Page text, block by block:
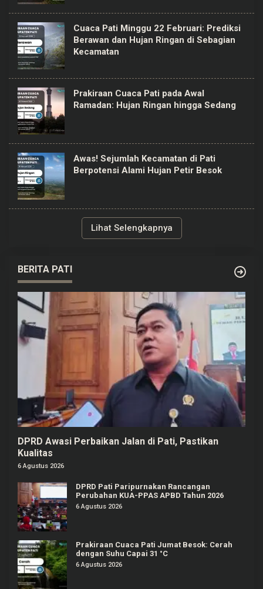
Cuaca Pati Minggu 22 Februari: Prediksi
Berawan dan Hujan Ringan di Sebagian
Kecamatan
Prakiraan Cuaca Pati pada Awal
Ramadan: Hujan Ringan hingga Sedang
Awas! Sejumlah Kecamatan di Pati
Berpotensi Alami Hujan Petir Besok
Lihat Selengkapnya
BERITA PATI
DPRD Awasi Perbaikan Jalan di Pati, Pastikan
Kualitas
6 Agustus 2026
DPRD Pati Paripurnakan Rancangan
Perubahan KUA-PPAS APBD Tahun 2026
6 Agustus 2026
Prakiraan Cuaca Pati Jumat Besok: Cerah
dengan Suhu Capai 31 °C
6 Agustus 2026